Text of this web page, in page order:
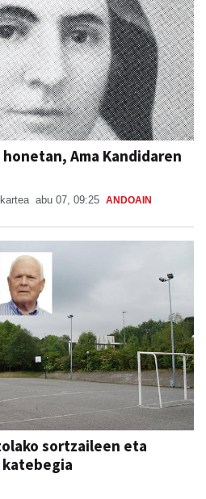
Ama Kandidaren
abu 07, 09:25 ANDOAIN
sortzaileen eta